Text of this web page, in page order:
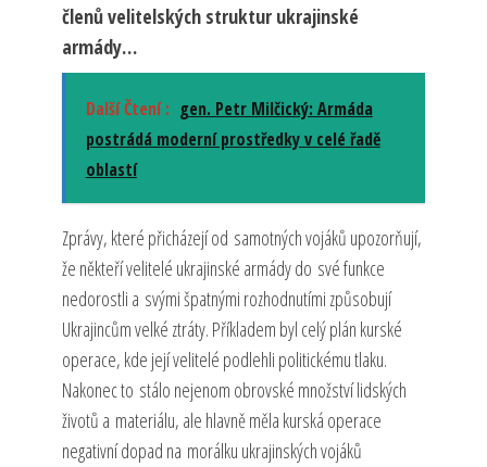
členů velitelských struktur ukrajinské
armády…
Další Čtení : gen. Petr Milčický: Armáda
postrádá moderní prostředky v celé řadě
oblastí
Zprávy, které přicházejí od samotných vojáků upozorňují,
že někteří velitelé ukrajinské armády do své funkce
nedorostli a svými špatnými rozhodnutími způsobují
Ukrajincům velké ztráty. Příkladem byl celý plán kurské
operace, kde její velitelé podlehli politickému tlaku.
Nakonec to stálo nejenom obrovské množství lidských
životů a materiálu, ale hlavně měla kurská operace
negativní dopad na morálku ukrajinských vojáků